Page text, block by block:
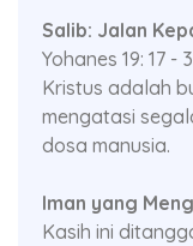
Salib: Jalan
Yohanes 19: 17
Kristus adalah
mengatasi
dosa manusia.
Iman yang
Kasih ini